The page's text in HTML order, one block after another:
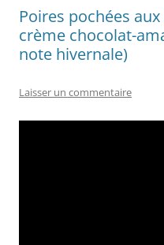
Poires pochées
crème chocolat-
note hivernale)
Laisser un commentaire